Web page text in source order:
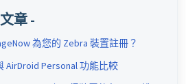
章 -
為您的 Zebra 裝置註冊？
AirDroid Personal 功能比較